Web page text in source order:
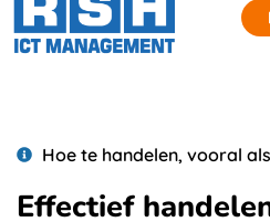
Hoe te handelen, vooral
Effectief